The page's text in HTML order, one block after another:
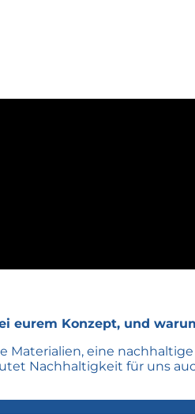
eurem Konzept, und
Materialien, eine
Nachhaltigkeit für uns